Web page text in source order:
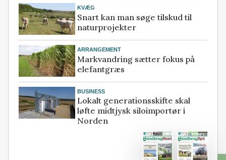
KVÆG
Snart kan man søge tilskud til
naturprojekter
ARRANGEMENT
Markvandring sætter fokus på
elefantgræs
BUSINESS
Lokalt generationsskifte skal
løfte midtjysk siloimportør i
Norden